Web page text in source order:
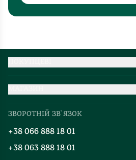
Про нас
Добірки
Блог
Події
Партнерство
ЗВОРОТНІЙ ЗВ`ЯЗОК
+38 066 888 18 01
+38 063 888 18 01